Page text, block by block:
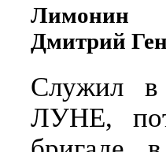
Лимонин
Дмитрий
Служил в
ЛУНЕ,